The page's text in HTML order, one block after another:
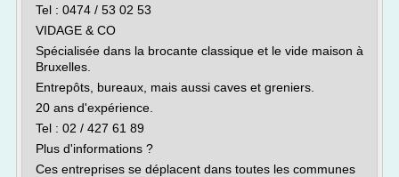
Tel : 0474 / 53 02 53
VIDAGE & CO
Spécialisée dans la brocante classique et le vide maison à
Bruxelles.
Entrepôts, bureaux, mais aussi caves et greniers.
20 ans d'expérience.
Tel : 02 / 427 61 89
Plus d'informations ?
Ces entreprises se déplacent dans toutes les communes